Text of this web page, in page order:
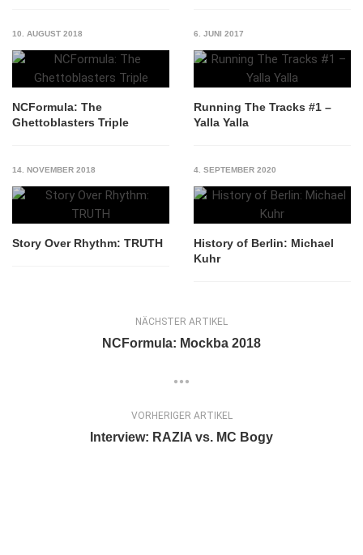
10. AUGUST 2018
NCFormula: The
Ghettoblasters Triple
6. JUNI 2017
Running The Tracks #1 –
Yalla Yalla
14. NOVEMBER 2018
Story Over Rhythm: TRUTH
4. SEPTEMBER 2020
History of Berlin: Michael
Kuhr
NÄCHSTER ARTIKEL
NCFormula: Mockba 2018
VORHERIGER ARTIKEL
Interview: RAZIA vs. MC Bogy